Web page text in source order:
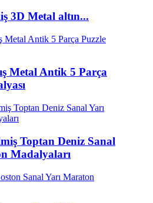
3D Metal altın...
Metal Antik 5 Parça
Toptan Deniz Sanal
Madalyaları